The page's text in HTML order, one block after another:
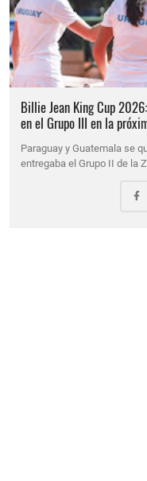
Billie Jean King Cup
en el Grupo III en la
Paraguay y Guatemala se
entregaba el Grupo II de la